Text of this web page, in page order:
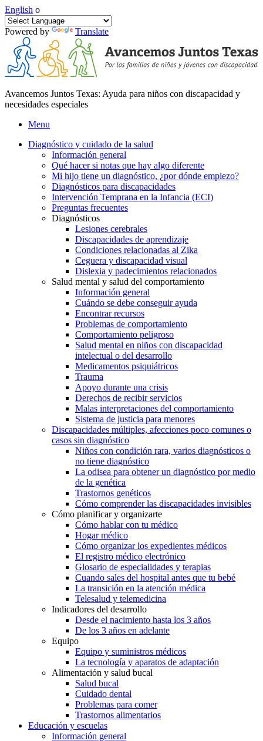
English o
Powered by Translate
Avancemos Juntos Texas: Ayuda para niños con discapacidad y
necesidades especiales
Menu
Diagnóstico y cuidado de la salud
Información general
Qué hacer si notas que hay algo diferente
Mi hijo tiene un diagnóstico, ¿por dónde empiezo?
Diagnósticos para discapacidades
Intervención Temprana en la Infancia (ECI)
Preguntas frecuentes
Diagnósticos
Lesiones cerebrales
Discapacidades de aprendizaje
Condiciones relacionadas al Zika
Ceguera y discapacidad visual
Dislexia y padecimientos relacionados
Salud mental y salud del comportamiento
Información general
Cuándo se debe conseguir ayuda
Encontrar recursos
Problemas de comportamiento
Comportamiento peligroso
Salud mental en niños con discapacidad
intelectual o del desarrollo
Medicamentos psiquiátricos
Trauma
Apoyo durante una crisis
Derechos de recibir servicios
Malas interpretaciones del comportamiento
Sistema de justicia para menores
Discapacidades múltiples, afecciones poco comunes o
casos sin diagnóstico
Niños con condición rara, varios diagnósticos o
no tiene diagnóstico
La odisea para obtener un diagnóstico por medio
de la genética
Trastornos genéticos
Cómo comprender las discapacidades invisibles
Cómo planificar y organizarte
Cómo hablar con tu médico
Hogar médico
Cómo organizar los expedientes médicos
El registro médico electrónico
Glosario de especialidades y terapias
Cuando sales del hospital antes que tu bebé
La transición en la atención médica
Telesalud y telemedicina
Indicadores del desarrollo
Desde el nacimiento hasta los 3 años
De los 3 años en adelante
Equipo
Equipo y suministros médicos
La tecnología y aparatos de adaptación
Alimentación y salud bucal
Salud bucal
Cuidado dental
Problemas para comer
Trastornos alimentarios
Educación y escuelas
Información general